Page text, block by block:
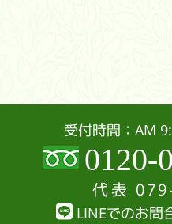
受付時間：AM
0120-
代表
LINEでのお問